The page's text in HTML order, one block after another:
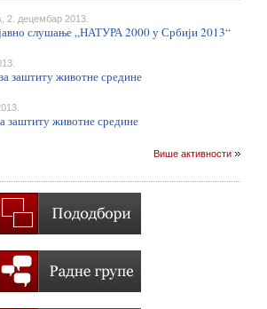
2. децембар 2013.
слушање „НАТУРА 2000 у Србији 2013“
заштиту животне средине
заштиту животне средине
Више активности